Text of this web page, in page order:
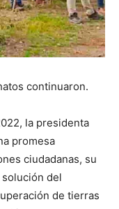
continuaron.
la presidenta
promesa
ciudadanas, su
del
de tierras